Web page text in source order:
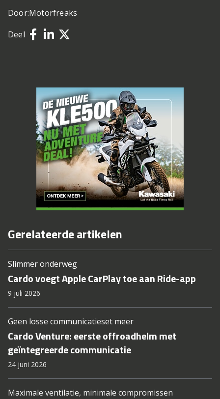
Door:Motorfreaks
Deel
Gerelateerde artikelen
Slimmer onderweg
Cardo voegt Apple CarPlay toe aan Ride-app
9 juli 2026
Geen losse communicatieset meer
Cardo Venture: eerste offroadhelm met
geïntegreerde communicatie
24 juni 2026
Maximale ventilatie, minimale compromissen